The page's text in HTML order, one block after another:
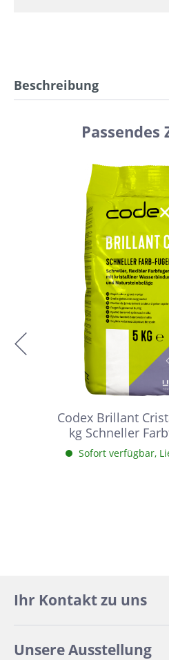
Beschreibung
Passendes
Codex Brillant
kg Schneller
Sofort verfügbar,
Ihr Kontakt zu uns
Unsere Ausstellung